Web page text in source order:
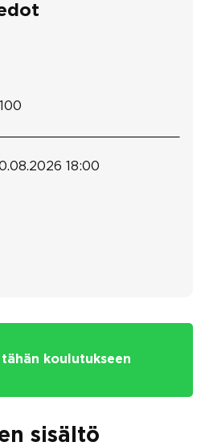
18:00
koulutukseen
sisältö